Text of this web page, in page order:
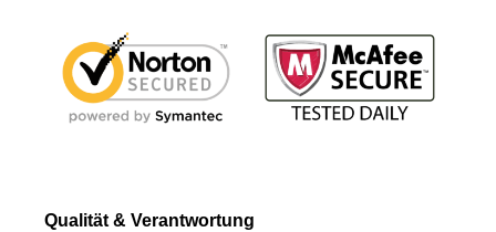
Qualität & Verantwortung